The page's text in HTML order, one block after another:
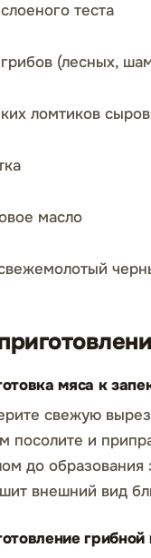
теста
(лесных,
ломтиков
масло
мяса к
свежую
посолите и
до образования
внешний вид
грибной